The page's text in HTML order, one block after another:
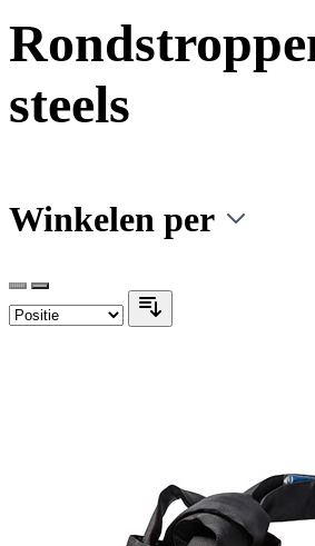
steels
Winkelen per